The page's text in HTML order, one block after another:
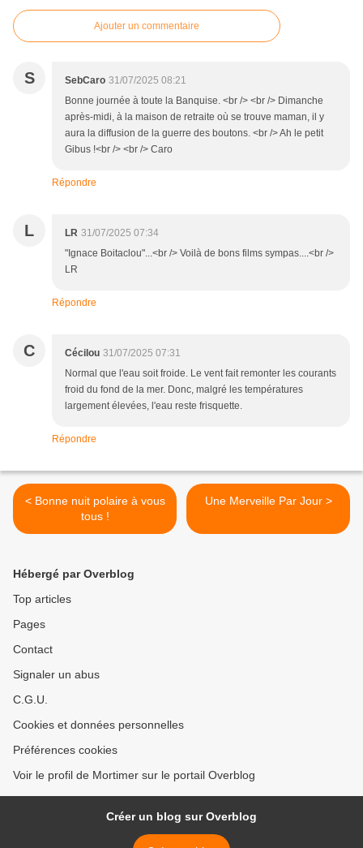
Ajouter un commentaire
S SebCaro 31/07/2025 08:21
Bonne journée à toute la Banquise. <br /> <br /> Dimanche
après-midi, à la maison de retraite où se trouve maman, il y
aura la diffusion de la guerre des boutons. <br /> Ah le petit
Gibus !<br /> <br /> Caro
Répondre
L LR 31/07/2025 07:34
"Ignace Boitaclou"...<br /> Voilà de bons films sympas....<br />
LR
Répondre
C Cécilou 31/07/2025 07:31
Normal que l'eau soit froide. Le vent fait remonter les courants
froid du fond de la mer. Donc, malgré les températures
largement élevées, l'eau reste frisquette.
Répondre
< Bonne nuit polaire à vous
tous !
Une Merveille Par Jour >
Hébergé par Overblog
Top articles
Pages
Contact
Signaler un abus
C.G.U.
Cookies et données personnelles
Préférences cookies
Voir le profil de Mortimer sur le portail Overblog
Créer un blog sur Overblog